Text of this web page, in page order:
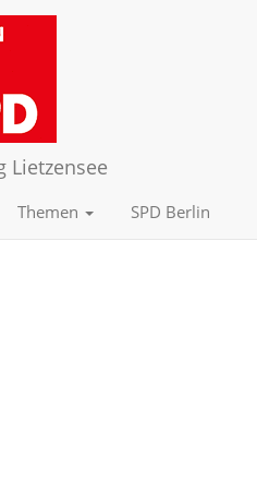
Lietzensee
Themen SPD Berlin